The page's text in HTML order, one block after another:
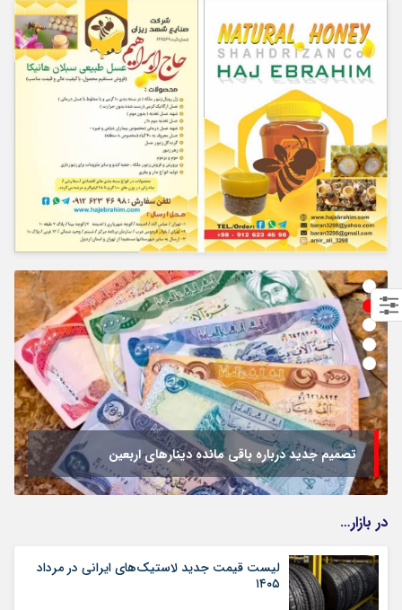
تصمیم جدید درباره باقی مانده دینارهای اربعین
در بازار…
لیست قیمت جدید لاستیک‌های ایرانی در مرداد
۱۴۰۵